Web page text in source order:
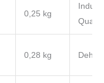
0,25 kg
0,28 kg